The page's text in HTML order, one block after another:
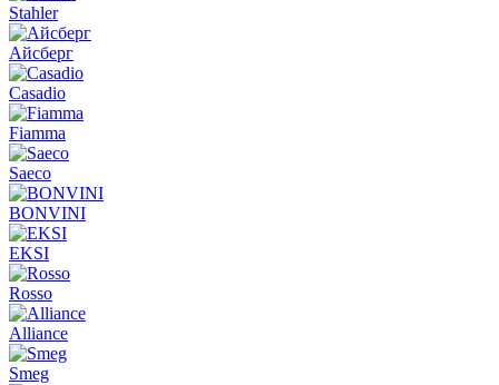
Stahler
Айсберг
Casadio
Fiamma
Saeco
BONVINI
EKSI
Rosso
Alliance
Smeg